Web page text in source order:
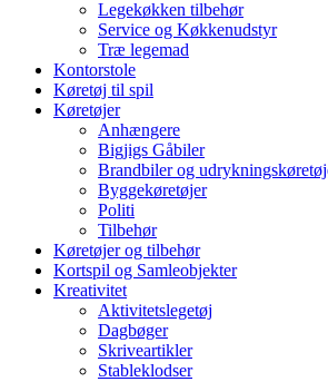
Legekøkken tilbehør
Service og Køkkenudstyr
Træ legemad
Kontorstole
Køretøj til spil
Køretøjer
Anhængere
Bigjigs Gåbiler
Brandbiler og
Byggekøretøjer
Politi
Tilbehør
Køretøjer og tilbehør
Kortspil og Samleobjekter
Kreativitet
Aktivitetslegetøj
Dagbøger
Skriveartikler
Stableklodser